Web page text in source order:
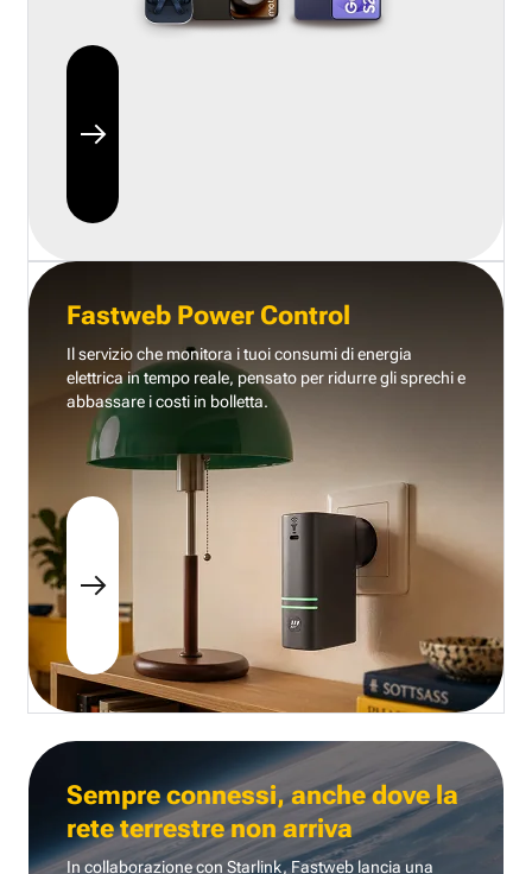
Fastweb Power Control
Il servizio che monitora i tuoi consumi di energia
elettrica in tempo reale, pensato per ridurre gli sprechi e
abbassare i costi in bolletta.
Sempre connessi, anche dove la
rete terrestre non arriva
In collaborazione con Starlink, Fastweb lancia una